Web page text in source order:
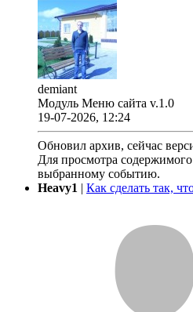
demiant
Модуль Меню сайта v.1.0
19-07-2026, 12:24
Обновил архив, сейчас
Для просмотра
выбранному событию.
Heavy1 | Как сделать так,